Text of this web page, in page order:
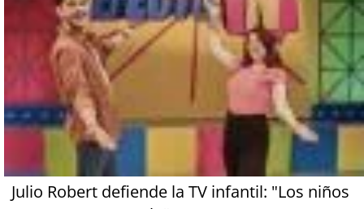
Julio Robert defiende la TV infantil: "Los niños